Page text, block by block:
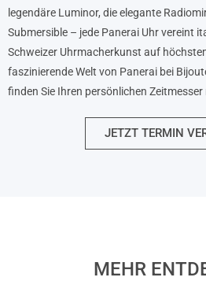
legendäre Luminor, die elegante
Submersible – jede Panerai Uhr vereint
Schweizer Uhrmacherkunst auf
faszinierende Welt von Panerai bei
finden Sie Ihren persönlichen
JETZT TERMIN
MEHR